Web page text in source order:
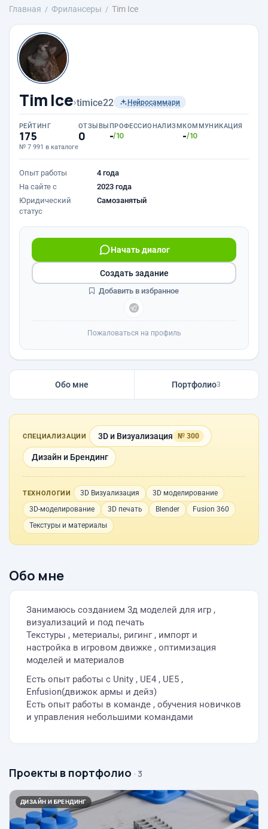
Главная Фрилансеры Tim Ice
Tim Ice›timice22 Нейросаммари
РЕЙТИНГ
175
№ 7 991 в каталоге
ОТЗЫВЫ
0
ПРОФЕССИОНАЛИЗМ
-/10
КОММУНИКАЦИЯ
-/10
Опыт работы
4 года
На сайте с
2023 года
Юридический
статус
Самозанятый
Начать диалог
Создать задание
Добавить в избранное
Пожаловаться на профиль
Обо мне Портфолио3
СПЕЦИАЛИЗАЦИИ 3D и Визуализация № 300
Дизайн и Брендинг
ТЕХНОЛОГИИ 3D Визуализация
3D моделирование
3D-моделирование
3D печать Blender
Fusion 360
Текстуры и материалы
Обо мне
Занимаюсь созданием 3д моделей для игр ,
визуализаций и под печать
Текстуры , метериалы, ригинг , импорт и
настройка в игровом движке , оптимизация
моделей и материалов
Есть опыт работы с Unity , UE4 , UE5 ,
Enfusion(движок армы и дейз)
Есть опыт работы в команде , обучения новичков
и управления небольшими командами
Проекты в портфолио · 3
ДИЗАЙН И БРЕНДИНГ